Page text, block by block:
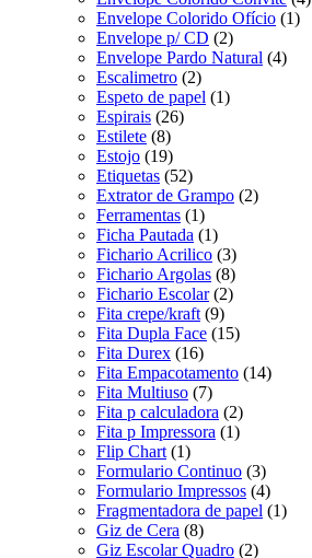
Envelope Colorido Ofício (1)
Envelope p/ CD (2)
Envelope Pardo Natural (4)
Escalimetro (2)
Espeto de papel (1)
Espirais (26)
Estilete (8)
Estojo (19)
Etiquetas (52)
Extrator de Grampo (2)
Ferramentas (1)
Ficha Pautada (1)
Fichario Acrilico (3)
Fichario Argolas (8)
Fichario Escolar (2)
Fita crepe/kraft (9)
Fita Dupla Face (15)
Fita Durex (16)
Fita Empacotamento (14)
Fita Multiuso (7)
Fita p calculadora (2)
Fita p Impressora (1)
Flip Chart (1)
Formulario Continuo (3)
Formulario Impressos (4)
Fragmentadora de papel (1)
Giz de Cera (8)
Giz Escolar Quadro (2)